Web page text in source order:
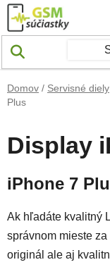
Prejsť na obsah
Domov / Servisné diely
Plus
Display
iPhone 7
Ak hľadáte kvalitný
správnom mieste
originál ale aj